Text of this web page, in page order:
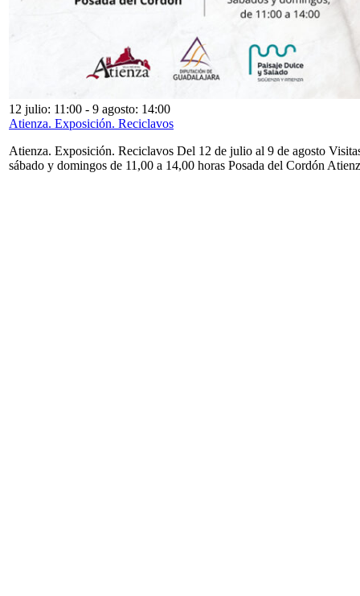
12 julio: 11:00 - 9 agosto: 14:00
Atienza. Exposición. Reciclavos
Atienza. Exposición. Reciclavos Del 12 de julio al 9 de agosto
sábado y domingos de 11,00 a 14,00 horas Posada del Cordón